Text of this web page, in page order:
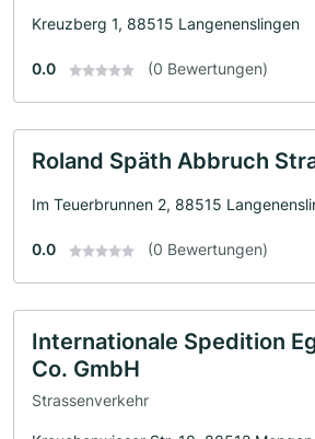
Kreuzberg 1, 88515 Langenenslingen
0.0 (0 Bewertungen)
Roland Späth Abbruch
Im Teuerbrunnen 2, 88515
0.0 (0 Bewertungen)
Internationale Spedition
Co. GmbH
Strassenverkehr